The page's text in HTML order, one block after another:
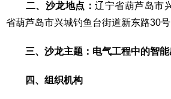
二、沙龙地点：辽宁省葫芦岛市
省葫芦岛市兴城钓鱼台街道新东路30号
三、沙龙主题：电气工程中的智
四、组织机构